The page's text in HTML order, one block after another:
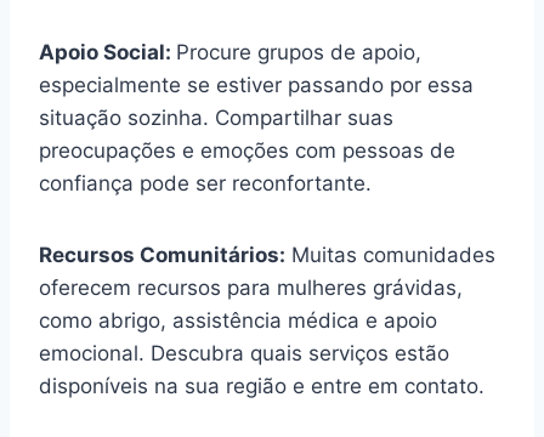
Apoio Social: Procure grupos de apoio,
especialmente se estiver passando por essa
situação sozinha. Compartilhar suas
preocupações e emoções com pessoas de
confiança pode ser reconfortante.
Recursos Comunitários: Muitas comunidades
oferecem recursos para mulheres grávidas,
como abrigo, assistência médica e apoio
emocional. Descubra quais serviços estão
disponíveis na sua região e entre em contato.